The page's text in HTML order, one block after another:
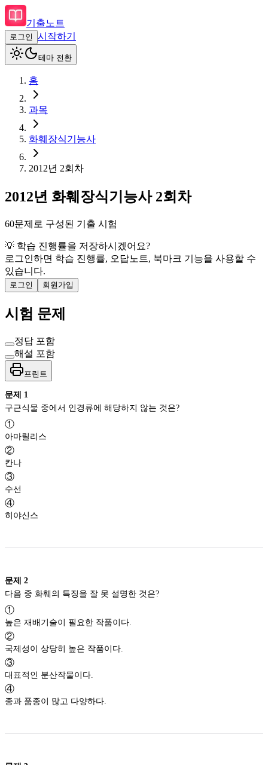
기출노트
로그인 시작하기
테마 전환
홈
과목
화훼장식기능사
2012년 2회차
2012년 화훼장식기능사 2회차
60문제로 구성된 기출 시험
💡 학습 진행률을 저장하시겠어요?
로그인하면 학습 진행률, 오답노트, 북마크 기능을 사용할 수
있습니다.
로그인 회원가입
시험 문제
정답 포함
해설 포함
프린트
문제 1
①
아마릴리스
②
칸나
③
수선
④
히야신스
문제 2
①
높은 재배기술이 필요한 작품이다.
②
국제성이 상당히 높은 작품이다.
③
대표적인 분산작물이다.
④
종과 품종이 많고 다양하다.